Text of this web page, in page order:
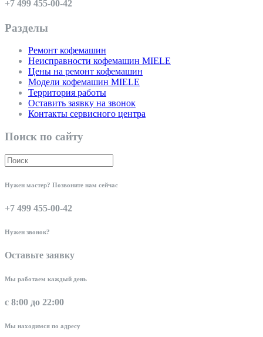
+7 499 455-00-42
Разделы
Ремонт кофемашин
Неисправности кофемашин MIELE
Цены на ремонт кофемашин
Модели кофемашин MIELE
Территория работы
Оставить заявку на звонок
Контакты сервисного центра
Поиск по сайту
Нужен мастер? Позвоните нам сейчас
+7 499 455-00-42
Нужен звонок?
Оставьте заявку
Мы работаем каждый день
с 8:00 до 22:00
Мы находимся по адресу